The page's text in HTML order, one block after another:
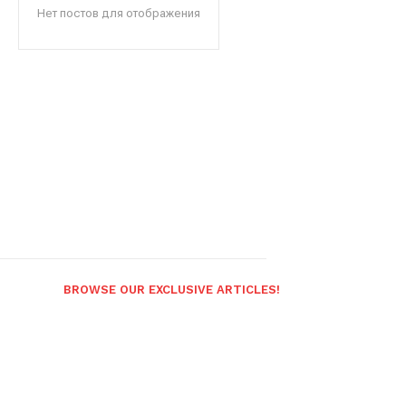
Нет постов для отображения
BROWSE OUR EXCLUSIVE ARTICLES!